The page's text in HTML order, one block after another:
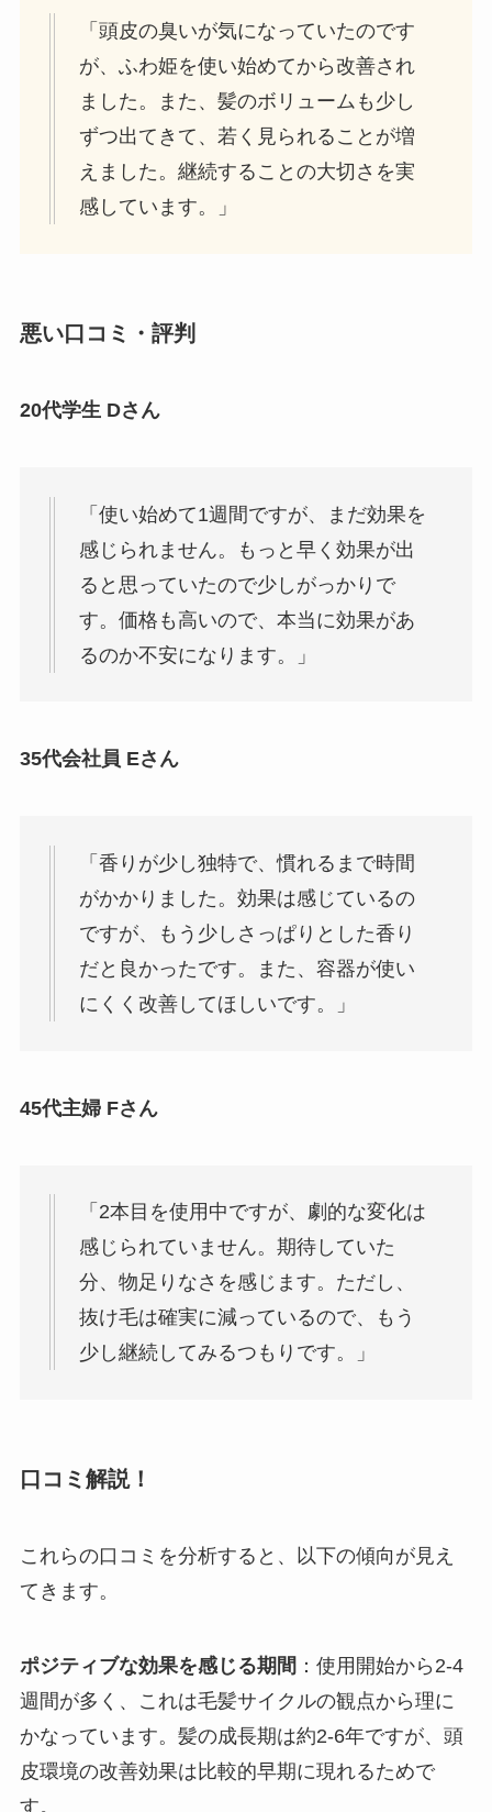
「頭皮の臭いが気になっていたのです
が、ふわ姫を使い始めてから改善され
ました。また、髪のボリュームも少し
ずつ出てきて、若く見られることが増
えました。継続することの大切さを実
感しています。」
悪い口コミ・評判
20代学生 Dさん
「使い始めて1週間ですが、まだ効果を
感じられません。もっと早く効果が出
ると思っていたので少しがっかりで
す。価格も高いので、本当に効果があ
るのか不安になります。」
35代会社員 Eさん
「香りが少し独特で、慣れるまで時間
がかかりました。効果は感じているの
ですが、もう少しさっぱりとした香り
だと良かったです。また、容器が使い
にくく改善してほしいです。」
45代主婦 Fさん
「2本目を使用中ですが、劇的な変化は
感じられていません。期待していた
分、物足りなさを感じます。ただし、
抜け毛は確実に減っているので、もう
少し継続してみるつもりです。」
口コミ解説！
これらの口コミを分析すると、以下の傾向が見え
てきます。
ポジティブな効果を感じる期間 ：使用開始から2-4
週間が多く、これは毛髪サイクルの観点から理に
かなっています。髪の成長期は約2-6年ですが、頭
皮環境の改善効果は比較的早期に現れるためで
す。